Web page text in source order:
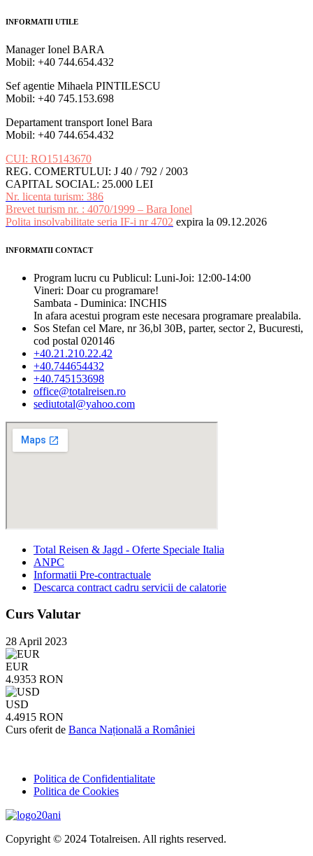
a
995 €.
INFORMATII UTILE
Manager Ionel BARA
Mobil: +40 744.654.432
Sef agentie Mihaela PINTILESCU
Mobil: +40 745.153.698
Departament transport Ionel Bara
Mobil: +40 744.654.432
CUI: RO15143670
REG. COMERTULUI: J 40 / 792 / 2003
CAPITAL SOCIAL: 25.000 LEI
Nr. licenta turism: 386
Brevet turism nr. : 4070/1999 – Bara Ionel
Polita insolvabilitate seria IF-i nr 4702 expira la 09.12.2026
INFORMATII CONTACT
Program lucru cu Publicul: Luni-Joi: 12:00-14:00
Vineri: Doar cu programare!
Sambata - Duminica: INCHIS
In afara acestui program este necesara programare prealabila.
Sos Stefan cel Mare, nr 36,bl 30B, parter, sector 2, Bucuresti,
cod postal 020146
+40.21.210.22.42
+40.744654432
+40.745153698
office@totalreisen.ro
sediutotal@yahoo.com
Total Reisen & Jagd - Oferte Speciale Italia
ANPC
Informatii Pre-contractuale
Descarca contract cadru servicii de calatorie
Curs Valutar
28 April 2023
EUR
4.9353 RON
USD
4.4915 RON
Curs oferit de Banca Națională a României
Politica de Confidentialitate
Politica de Cookies
Copyright © 2024 Totalreisen. All rights reserved.